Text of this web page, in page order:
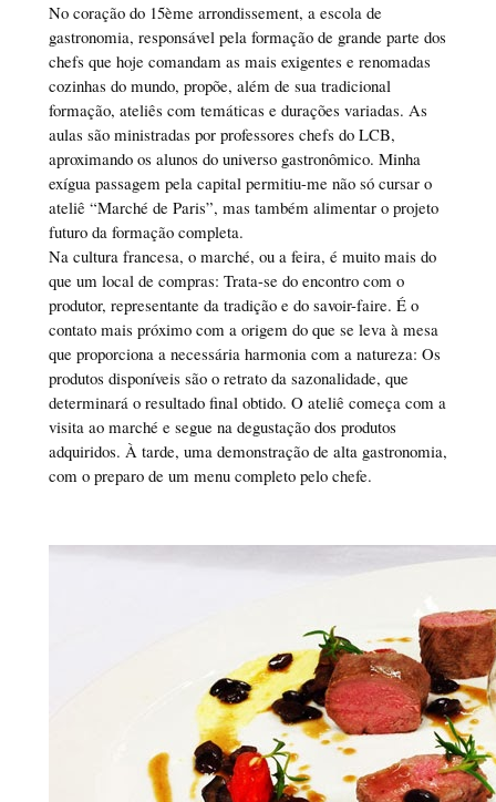
No coração do 15ème arrondissement, a escola de
gastronomia, responsável pela formação de grande parte dos
chefs que hoje comandam as mais exigentes e renomadas
cozinhas do mundo, propõe, além de sua tradicional
formação, ateliês com temáticas e durações variadas. As
aulas são ministradas por professores chefs do LCB,
aproximando os alunos do universo gastronômico. Minha
exígua passagem pela capital permitiu-me não só cursar o
ateliê “Marché de Paris”, mas também alimentar o projeto
futuro da formação completa.
Na cultura francesa, o marché, ou a feira, é muito mais do
que um local de compras: Trata-se do encontro com o
produtor, representante da tradição e do savoir-faire. É o
contato mais próximo com a origem do que se leva à mesa
que proporciona a necessária harmonia com a natureza: Os
produtos disponíveis são o retrato da sazonalidade, que
determinará o resultado final obtido. O ateliê começa com a
visita ao marché e segue na degustação dos produtos
adquiridos. À tarde, uma demonstração de alta gastronomia,
com o preparo de um menu completo pelo chefe.